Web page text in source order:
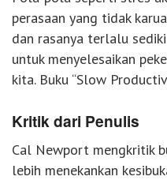
perasaan yang tidak
dan rasanya terlalu
untuk menyelesaikan
kita. Buku “Slow
Kritik dari Penulis
Cal Newport mengkritik
lebih menekankan